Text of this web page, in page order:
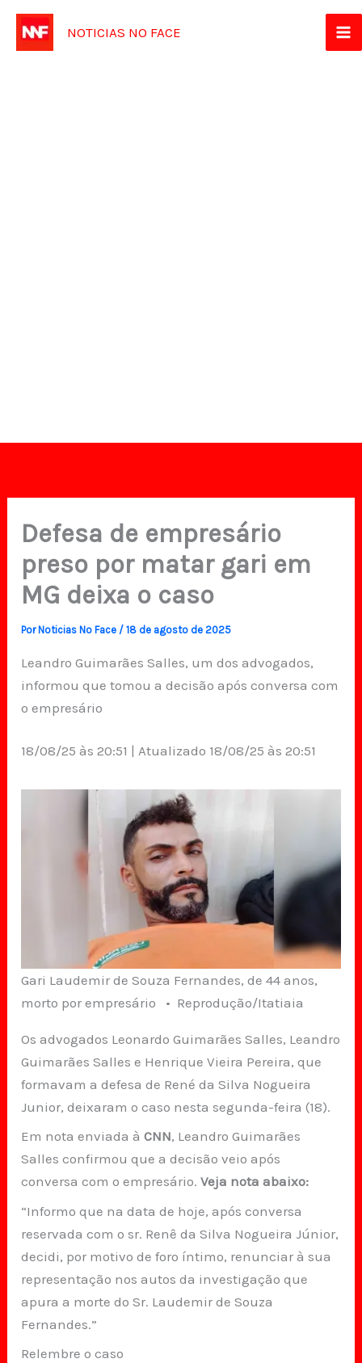
para
NOTICIAS NO FACE
Defesa de empresário
preso por matar gari em
MG deixa o caso
PorNoticias No Face /18 de agosto de 2025
Leandro Guimarães Salles, um dos advogados,
informou que tomou a decisão após conversa com
o empresário
18/08/25 às 20:51 | Atualizado 18/08/25 às 20:51
Gari Laudemir de Souza Fernandes, de 44 anos,
morto por empresário • Reprodução/Itatiaia
Os advogados Leonardo Guimarães Salles, Leandro
Guimarães Salles e Henrique Vieira Pereira, que
formavam a defesa de René da Silva Nogueira
Junior, deixaram o caso nesta segunda-feira (18).
Em nota enviada àCNN, Leandro Guimarães
Salles confirmou que a decisão veio após
conversa com o empresário.Veja nota abaixo:
“Informo que na data de hoje, após conversa
reservada com o sr. Renê da Silva Nogueira Júnior,
decidi, por motivo de foro íntimo, renunciar à sua
representação nos autos da investigação que
apura a morte do Sr. Laudemir de Souza
Fernandes.”
Relembre o caso